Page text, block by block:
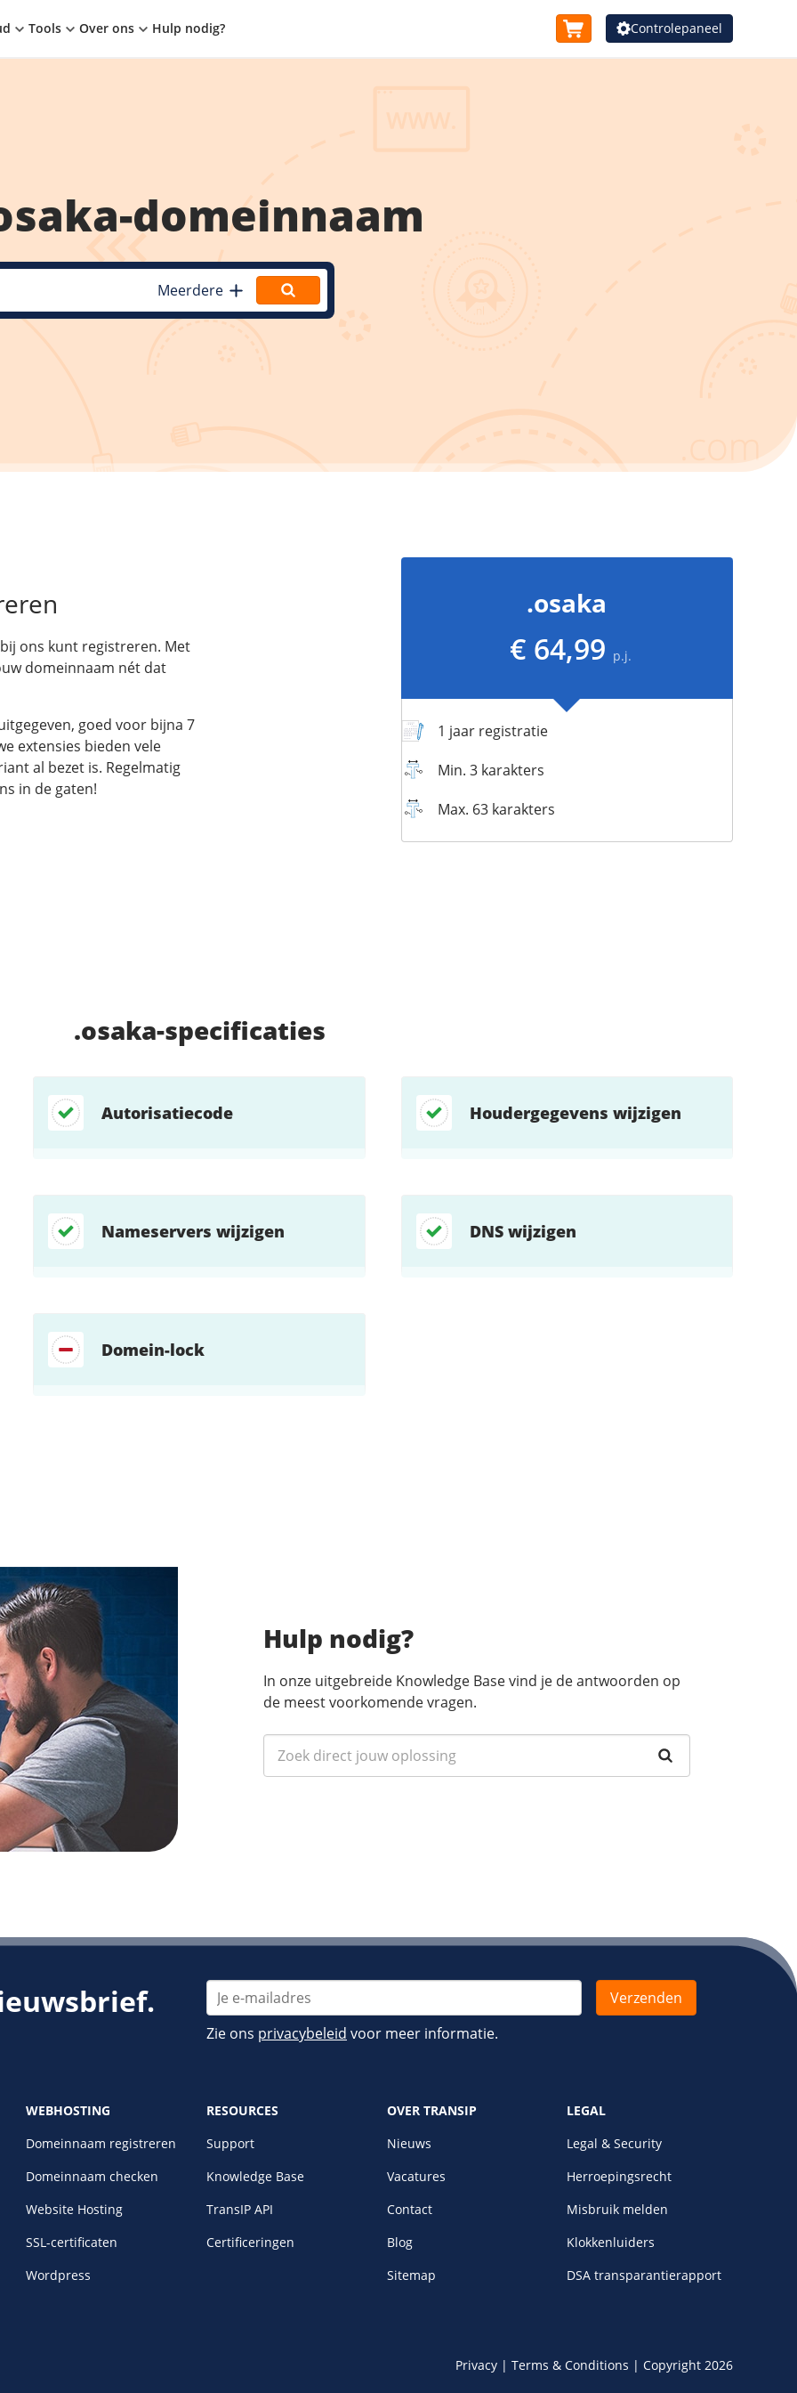
Tools Over ons Hulp nodig?
Controlepaneel
-domeinnaam
Meerdere
ons kunt registreren. Met
domeinnaam nét dat
goed voor bijna 7
extensies bieden vele
al bezet is. Regelmatig
in de gaten!
.osaka
€ 64,99 p.j.
1 jaar registratie
Min. 3 karakters
Max. 63 karakters
.osaka-specificaties
Autorisatiecode Houdergegevens wijzigen
Nameservers wijzigen DNS wijzigen
Domein-lock
Hulp nodig?
In onze uitgebreide Knowledge Base vind je de antwoorden op
de meest voorkomende vragen.
Zie ons privacybeleid voor meer informatie.
WEBHOSTING
Domeinnaam registreren
Domeinnaam checken
Website Hosting
SSL-certificaten
Wordpress
RESOURCES
Support
Knowledge Base
TransIP API
Certificeringen
OVER TRANSIP
Nieuws
Vacatures
Contact
Blog
Sitemap
LEGAL
Legal & Security
Herroepingsrecht
Misbruik melden
Klokkenluiders
DSA transparantierapport
Privacy | Terms & Conditions | Copyright 2026